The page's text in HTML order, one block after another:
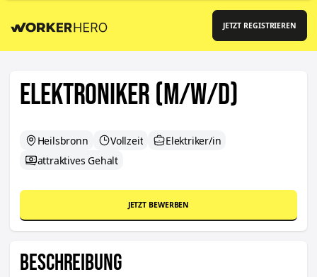
JETZT REGISTRIEREN
Elektroniker (m/w/d)
Heilsbronn Vollzeit
Elektriker/in
attraktives Gehalt
JETZT BEWERBEN
BESCHREIBUNG